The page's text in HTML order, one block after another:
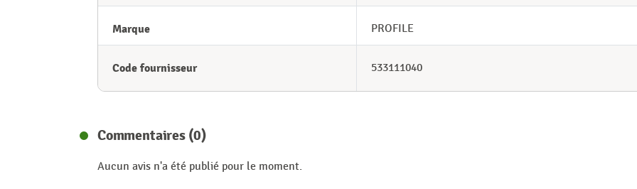
Marque PROFILE
Code fournisseur 533111040
Commentaires (0)
Aucun avis n'a été publié pour le moment.